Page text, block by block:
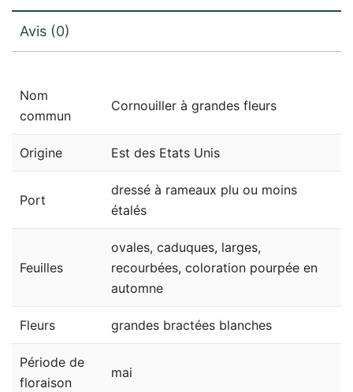
Avis (0)
Nom
commun
Cornouiller à grandes fleurs
Origine Est des Etats Unis
Port
dressé à rameaux plu ou moins
étalés
Feuilles
ovales, caduques, larges,
recourbées, coloration pourpée en
automne
Fleurs grandes bractées blanches
Période de
floraison
mai